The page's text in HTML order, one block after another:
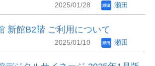
2025/01/28 瀬田
新館B2階 ご利用について
2025/01/10 瀬田